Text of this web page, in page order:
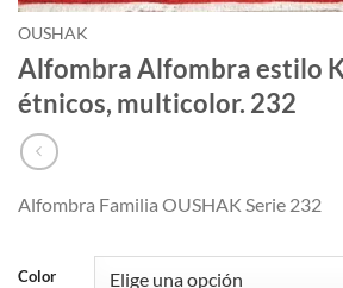
OUSHAK
Alfombra Alfombra estilo
étnicos, multicolor. 232
Alfombra Familia OUSHAK Serie 232
Color